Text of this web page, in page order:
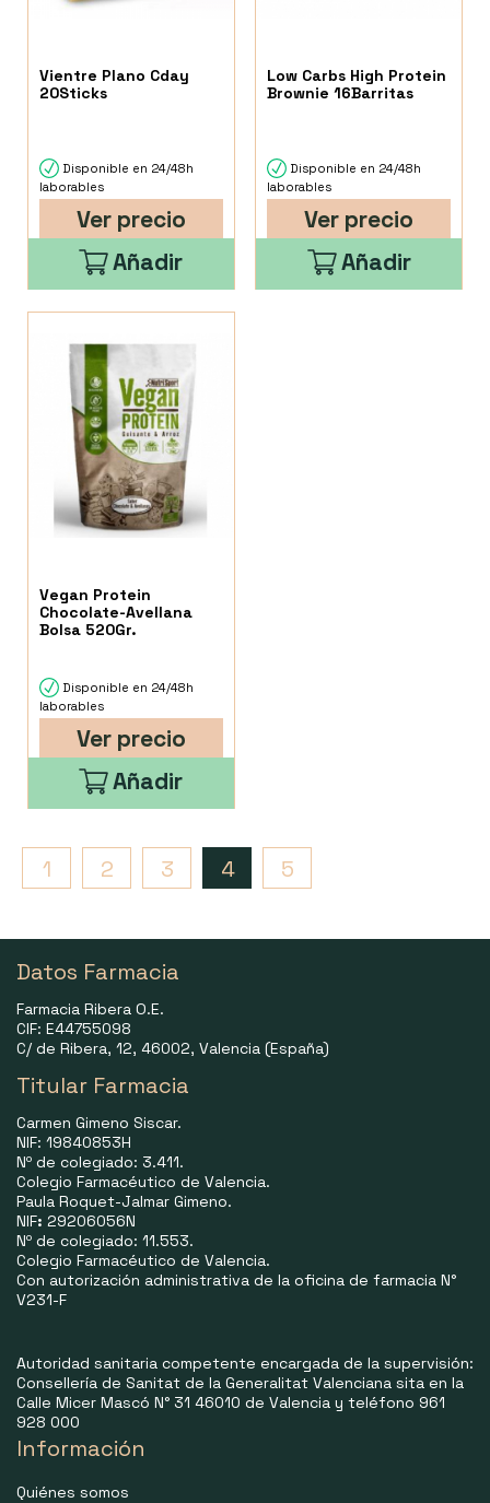
Vientre Plano Cday
20Sticks
Disponible en 24/48h
laborables
Ver precio
Añadir
Low Carbs High Protein
Brownie 16Barritas
Disponible en 24/48h
laborables
Ver precio
Añadir
Vegan Protein
Chocolate-Avellana
Bolsa 520Gr.
Disponible en 24/48h
laborables
Ver precio
Añadir
1 2 3 4 5
Datos Farmacia
Farmacia Ribera O.E.
CIF: E44755098
C/ de Ribera, 12, 46002, Valencia (España)
Titular Farmacia
Carmen Gimeno Siscar.
NIF: 19840853H
Nº de colegiado: 3.411.
Colegio Farmacéutico de Valencia.
Paula Roquet-Jalmar Gimeno.
NIF: 29206056N
Nº de colegiado: 11.553.
Colegio Farmacéutico de Valencia.
Con autorización administrativa de la oficina de farmacia N°
V231-F
Autoridad sanitaria competente encargada de la supervisión:
Consellería de Sanitat de la Generalitat Valenciana sita en la
Calle Micer Mascó N° 31 46010 de Valencia y teléfono 961
928 000
Información
Quiénes somos